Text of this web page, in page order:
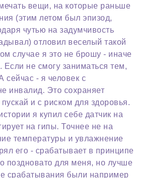
вещи, на которые раньше
(этим летом был эпизод,
чутью на задумчивость
отловил веселый такой
случае я это не брошу - иначе
Если не смогу заниматься тем,
сейчас - я человек с
инвалид. Это сохраняет
и с риском для здоровья.
я купил себе датчик на
на гипы. Точнее не на
температуры и увлажнение
его - срабатывает в принципе
поздновато для меня, но лучше
срабатывания были например